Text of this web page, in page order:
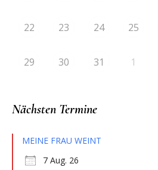
22 23 24 25
29 30 31 1
Nächsten Termine
MEINE FRAU WEINT
7 Aug. 26